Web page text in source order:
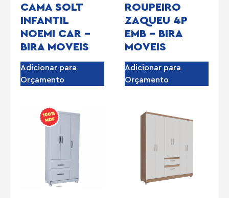
CAMA SOLT
INFANTIL
NOEMI CAR –
BIRA MOVEIS
Adicionar para
Orçamento
ROUPEIRO
ZAQUEU 4P
EMB – BIRA
MOVEIS
Adicionar para
Orçamento